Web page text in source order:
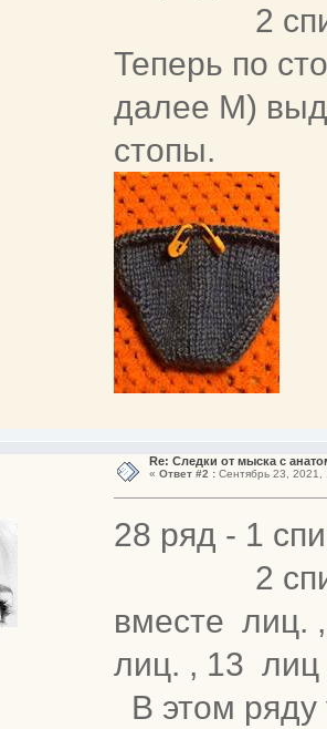
2 спица
Теперь по
далее М)
стопы.
Re: Следки от мыска с
« Ответ #2 :Сентябрь 23, 2021,
28 ряд - 1
2 спица -
вместе лиц.
лиц. , 13
В этом ряду